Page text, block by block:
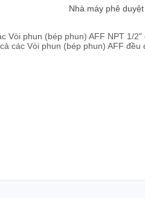
Nhà máy phê duyệt
Vòi phun (bép phun) AFF NPT 1/
các Vòi phun (bép phun) AFF đều